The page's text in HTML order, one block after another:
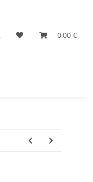
0,00 €